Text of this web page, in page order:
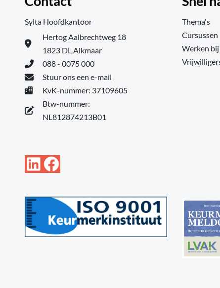
Sylta Hoofdkantoor
Hertog Aalbrechtweg 18
1823 DL Alkmaar
088 - 0075 000
Stuur ons een e-mail
KvK-nummer: 37109605
Btw-nummer:
NL812874213B01
LinkedIn
Facebook
Thema's
Cursussen
Werken bij